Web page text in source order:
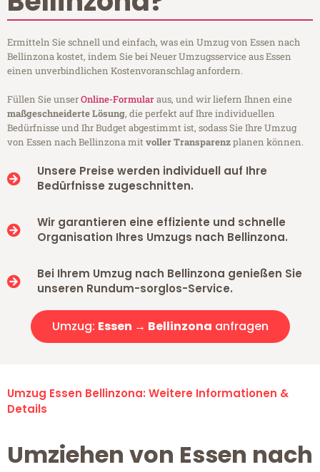
Ermitteln Sie schnell und einfach, was ein Umzug von Essen nach
Bellinzona kostet, indem Sie bei Neuer Umzugsservice aus Essen
einen unverbindlichen Kostenvoranschlag anfordern.
Füllen Sie unserOnline-Formularaus, und wir liefern Ihnen eine
maßgeschneiderte Lösung, die perfekt auf Ihre individuellen
Bedürfnisse und Ihr Budget abgestimmt ist, sodass Sie Ihre Umzug
von Essen nach Bellinzona mitvoller Transparenzplanen können.
Unsere Preise werden individuell auf Ihre
Bedürfnisse zugeschnitten.
Wir garantieren eine effiziente und schnelle
Organisation Ihres Umzugs nach Bellinzona.
Bei Ihrem Umzug nach Bellinzona genießen Sie
unseren Rundum-sorglos-Service.
Umzug: Essen → Bellinzona anfragen
Umzug Essen Bellinzona: Weitere Informationen &
Details
Umziehen von Essen nach